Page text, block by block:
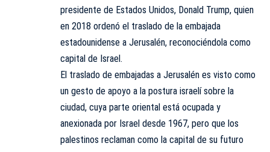
presidente de Estados Unidos, Donald Trump, quien
en 2018 ordenó el traslado de la embajada
estadounidense a Jerusalén, reconociéndola como
capital de Israel.
El traslado de embajadas a Jerusalén es visto como
un gesto de apoyo a la postura israelí sobre la
ciudad, cuya parte oriental está ocupada y
anexionada por Israel desde 1967, pero que los
palestinos reclaman como la capital de su futuro